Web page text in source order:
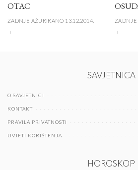
OTAC
ZADNJE AŽURIRANO 13.12.2014. ZADNJE
SAVJETNICA
O SAVJETNICI
KONTAKT
PRAVILA PRIVATNOSTI
UVJETI KORIŠTENJA
HOROSKOP